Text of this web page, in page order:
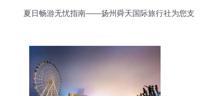
夏日畅游无忧指南——扬州舜天国际旅行社为您支